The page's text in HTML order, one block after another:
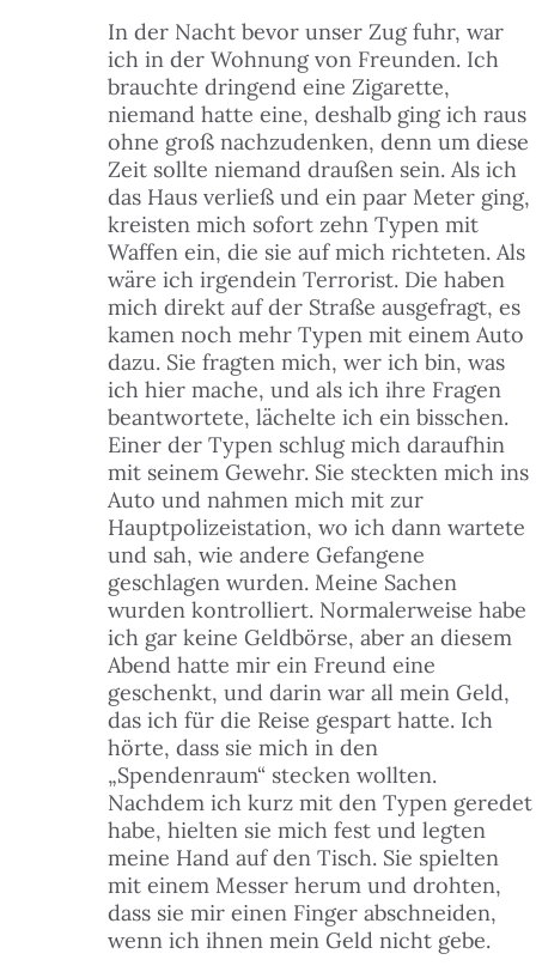
In der Nacht bevor unser Zug fuhr, war
ich in der Wohnung von Freunden. Ich
brauchte dringend eine Zigarette,
niemand hatte eine, deshalb ging ich raus
ohne groß nachzudenken, denn um diese
Zeit sollte niemand draußen sein. Als ich
das Haus verließ und ein paar Meter ging,
kreisten mich sofort zehn Typen mit
Waffen ein, die sie auf mich richteten. Als
wäre ich irgendein Terrorist. Die haben
mich direkt auf der Straße ausgefragt, es
kamen noch mehr Typen mit einem Auto
dazu. Sie fragten mich, wer ich bin, was
ich hier mache, und als ich ihre Fragen
beantwortete, lächelte ich ein bisschen.
Einer der Typen schlug mich daraufhin
mit seinem Gewehr. Sie steckten mich ins
Auto und nahmen mich mit zur
Hauptpolizeistation, wo ich dann wartete
und sah, wie andere Gefangene
geschlagen wurden. Meine Sachen
wurden kontrolliert. Normalerweise habe
ich gar keine Geldbörse, aber an diesem
Abend hatte mir ein Freund eine
geschenkt, und darin war all mein Geld,
das ich für die Reise gespart hatte. Ich
hörte, dass sie mich in den
„Spendenraum“ stecken wollten.
Nachdem ich kurz mit den Typen geredet
habe, hielten sie mich fest und legten
meine Hand auf den Tisch. Sie spielten
mit einem Messer herum und drohten,
dass sie mir einen Finger abschneiden,
wenn ich ihnen mein Geld nicht gebe.